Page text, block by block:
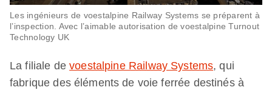
Les ingénieurs de voestalpine Railway Systems se préparent à
l’inspection. Avec l’aimable autorisation de voestalpine Turnout
Technology UK
La filiale devoestalpine Railway Systems, qui
fabrique des éléments de voie ferrée destinés à